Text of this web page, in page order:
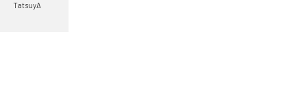
TatsuyA